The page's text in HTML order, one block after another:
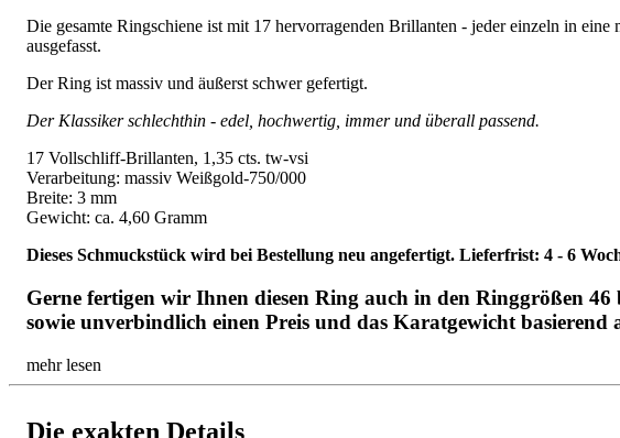
Die gesamte Ringschiene ist mit 17 hervorragenden Brillanten - jeder einzeln in
ausgefasst.
Der Ring ist massiv und äußerst schwer gefertigt.
Der Klassiker schlechthin - edel, hochwertig, immer und überall passend.
17 Vollschliff-Brillanten, 1,35 cts. tw-vsi
Verarbeitung: massiv Weißgold-750/000
Breite: 3 mm
Gewicht: ca. 4,60 Gramm
Dieses Schmuckstück wird bei Bestellung neu angefertigt. Lieferfrist: 4 - 6
Gerne fertigen wir Ihnen diesen Ring auch in den Ringgrößen
sowie unverbindlich einen Preis und das Karatgewicht
mehr lesen
Die exakten Details